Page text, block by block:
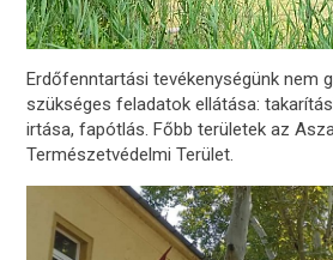
Erdőfenntartási tevékenységünk nem
szükséges feladatok ellátása:
irtása, fapótlás. Főbb területek az
Természetvédelmi Terület.